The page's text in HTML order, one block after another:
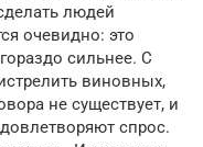
людей
очевидно: это
сильнее. С
виновных,
не существует, и
спрос.